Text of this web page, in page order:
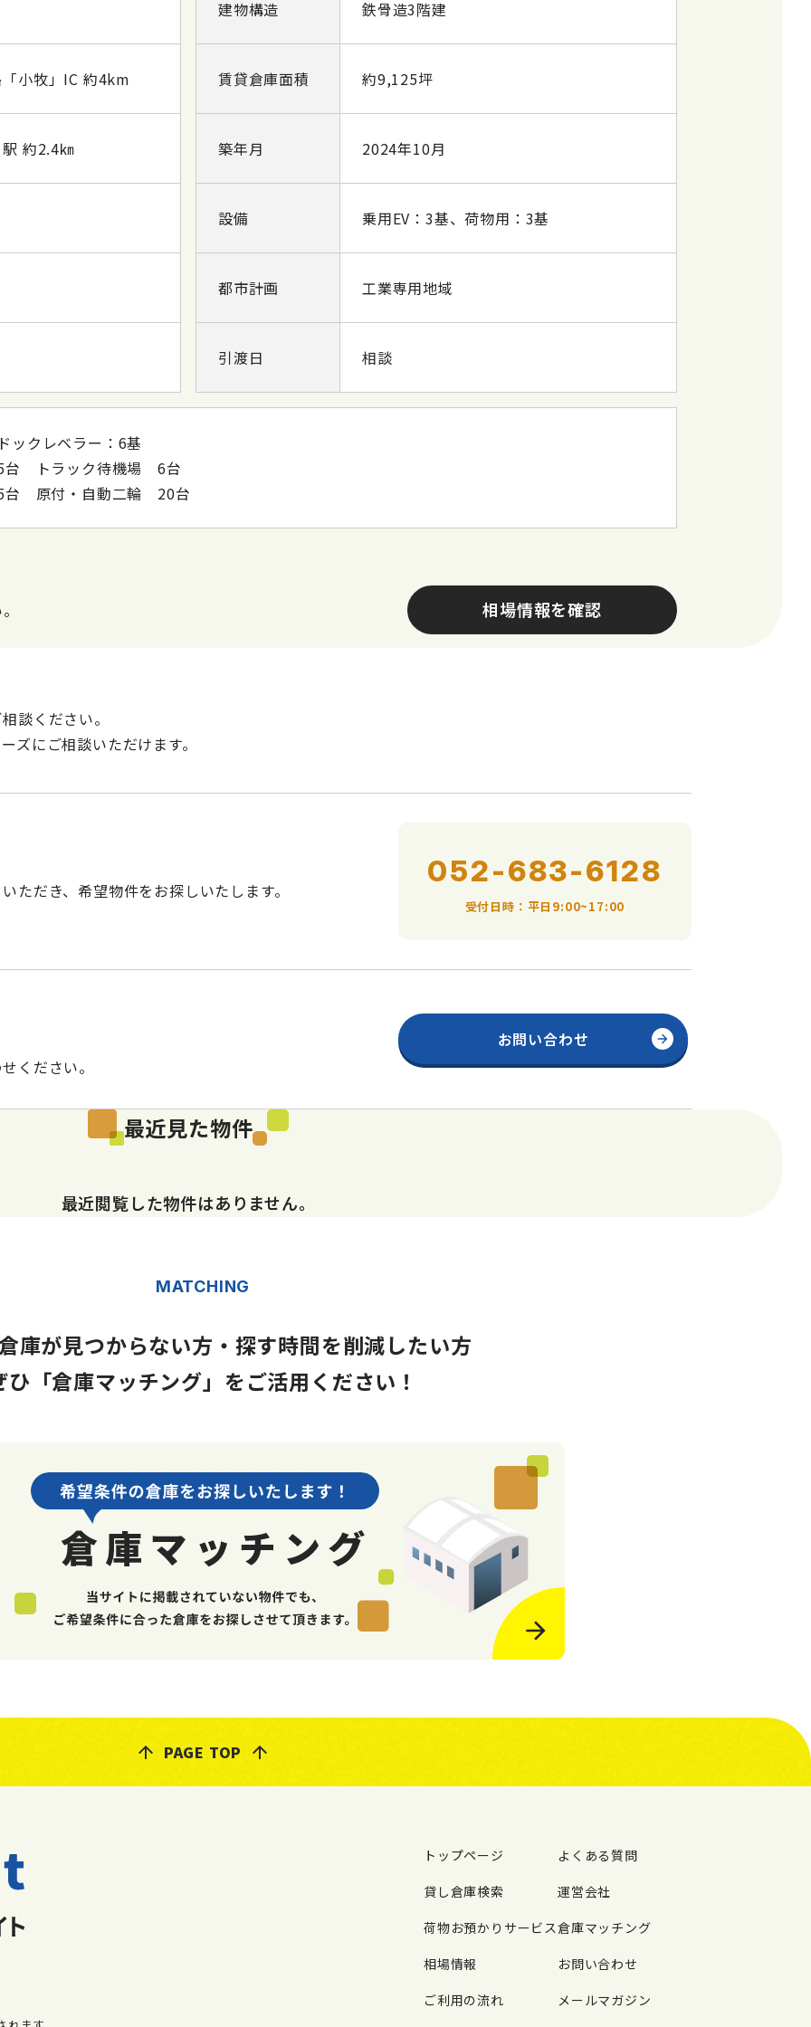
小牧」IC 約4km
約2.4㎞
建物構造 鉄骨造3階建
賃貸倉庫面積 約9,125坪
築年月 2024年10月
設備 乗用EV：3基、荷物用：3基
都市計画 工業専用地域
引渡日 相談
ックレベラー：6基
台 トラック待機場 6台
台 原付・自動二輪 20台
相場情報を確認
談ください。
ズにご相談いただけます。
ただき、希望物件をお探しいたします。
052-683-6128
受付日時：平日9:00~17:00
ください。
お問い合わせ
最近見た物件
最近閲覧した物件はありません。
MATCHING
庫が見つからない方・ 探す時間を削減したい方
ひ「倉庫マッチング」をご活用ください！
PAGE TOP
トップページ
貸し倉庫検索
荷物お預かりサービス
相場情報
ご利用の流れ
よくある質問
運営会社
倉庫マッチング
お問い合わせ
メールマガジン